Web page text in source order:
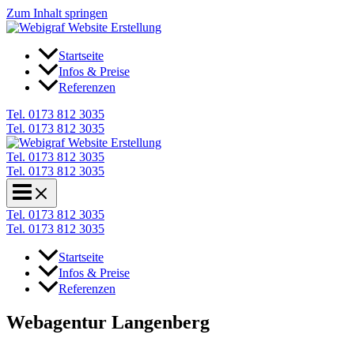
Zum Inhalt springen
Startseite
Infos & Preise
Referenzen
Tel. 0173 812 3035
Tel. 0173 812 3035
Tel. 0173 812 3035
Tel. 0173 812 3035
Tel. 0173 812 3035
Tel. 0173 812 3035
Startseite
Infos & Preise
Referenzen
Webagentur Langenberg